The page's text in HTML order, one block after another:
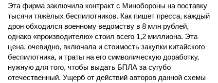
Эта фирма заключила контракт с Минобороны на поставку
тысячи тяжёлых беспилотников. Как пишет пресса, каждый
дрон обходился военному ведомству в 8 млн рублей,
однако «производителю» стоил всего 1,2 миллиона. Эта
цена, очевидно, включала и стоимость закупки китайского
беспилотника, и траты на его символическую доработку,
нужную для того, чтобы выдать БПЛА за сугубо
отечественный. Ущерб от действий авторов данной схемы